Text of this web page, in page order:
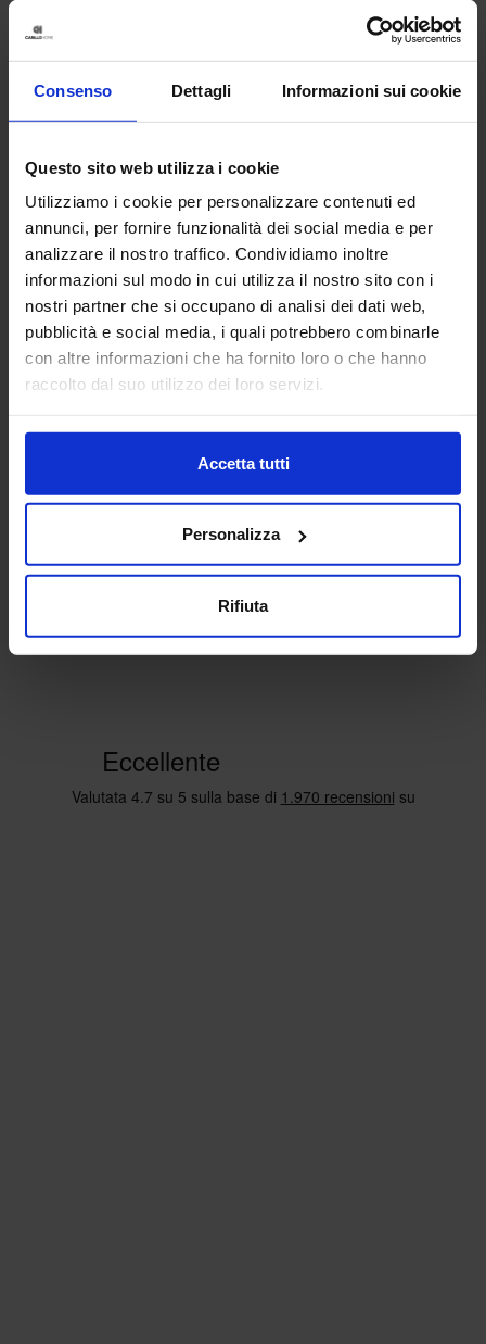
Consenso Dettagli Informazioni sui cookie
Questo sito web utilizza i cookie
Utilizziamo i cookie per personalizzare contenuti ed
annunci, per fornire funzionalità dei social media e per
analizzare il nostro traffico. Condividiamo inoltre
informazioni sul modo in cui utilizza il nostro sito con i
nostri partner che si occupano di analisi dei dati web,
pubblicità e social media, i quali potrebbero combinarle
con altre informazioni che ha fornito loro o che hanno
raccolto dal suo utilizzo dei loro servizi.
Accetta tutti
Personalizza
Rifiuta
Ciniglia Bliss
Linea oro
Colori disponibili